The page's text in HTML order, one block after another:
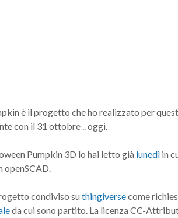
è il progetto che ho realizzato per
con il 31 ottobre .. oggi.
Pumpkin 3D lo hai letto già lunedì in
openSCAD.
condiviso su thingiversecome
da cui sono partito. La licenza CC-